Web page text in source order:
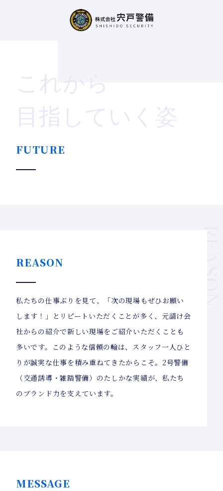
これから
目指していく姿
FUTURE
REASON
私たちの仕事ぶりを見て、「次の現場もぜひお願い
します！」とリピートいただくことが多く、元請け会
社からの紹介で新しい現場をご紹介いただくことも
多いです。このような信頼の輪は、スタッフ一人ひと
りが誠実な仕事を積み重ねてきたからこそ。2号警備
（交通誘導・雑踏警備）のたしかな実績が、私たち
のブランド力を支えています。
MESSAGE